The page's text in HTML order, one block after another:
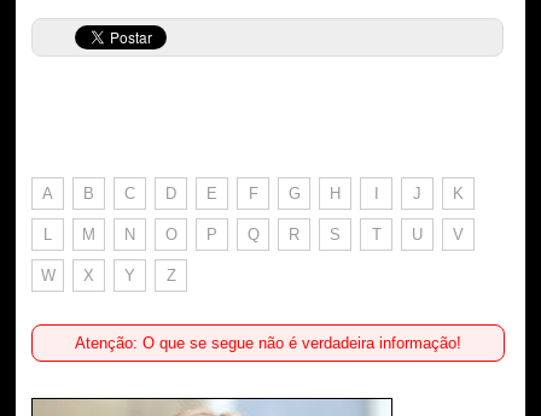
A B C D E F G H I J K
L M N O P Q R S T U V
W X Y Z
Atenção: O que se segue não é verdadeira informação!